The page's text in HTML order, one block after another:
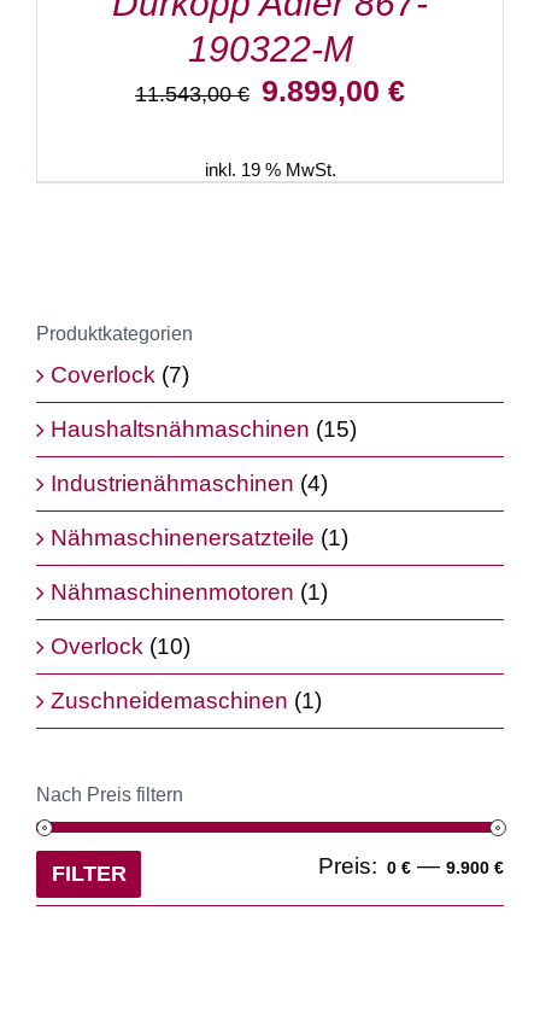
190322-M
11.543,00€ Ursprünglicher
11.543,00 €
9.899,00 €Aktueller
inkl. 19 % MwSt.
Produktkategorien
Coverlock (7)
Haushaltsnähmaschinen (15)
Industrienähmaschinen (4)
Nähmaschinenersatzteile (1)
Nähmaschinenmotoren (1)
Overlock (10)
Zuschneidemaschinen (1)
Nach Preis filtern
FILTER Preis: 0 € — 9.900 €